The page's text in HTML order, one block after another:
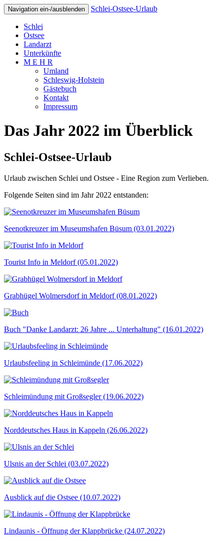
Navigation ein-/ausblenden Schlei-Ostsee-Urlaub
Schlei
Ostsee
Landarzt
Unterkünfte
M E H R
Umland
Schleswig-Holstein
Gästebuch
Kontakt
Impressum
Das Jahr 2022 im Überblick
Schlei-Ostsee-Urlaub
Urlaub zwischen Schlei und Ostsee - Eine Region zum Verlieben.
Folgende Seiten sind im Jahr 2022 entstanden:
Seenotkreuzer im Museumshafen Büsum (03.01.2022)
Tourist Info in Meldorf (05.01.2022)
Grabhügel Wolmersdorf in Meldorf (08.01.2022)
Buch "Danke Landarzt: 26 Jahre ... Unterhaltung" (16.01.2022)
Urlaubsfeeling in Schleimünde (17.06.2022)
Schleimündung mit Großsegler (19.06.2022)
Norddeutsches Haus in Kappeln (26.06.2022)
Ulsnis an der Schlei (03.07.2022)
Ausblick auf die Ostsee (10.07.2022)
Lindaunis - Öffnung der Klappbrücke (24.07.2022)